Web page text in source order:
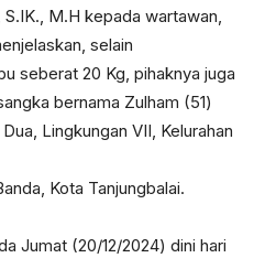
M.H kepada wartawan,
selain
seberat 20 Kg, pihaknya juga
bernama Zulham (51)
Lingkungan VII, Kelurahan
Kota Tanjungbalai.
Jumat (20/12/2024) dini hari